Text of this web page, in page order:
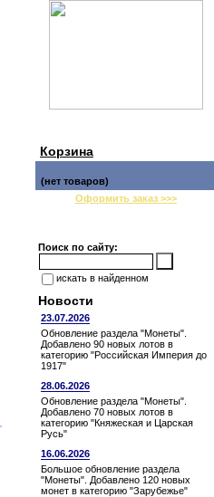
Корзина
(нет товаров)
Оформить заказ >>>
Поиск по сайту:
искать в найденном
Новости
23.07.2026
Обновление раздела "Монеты".
Добавлено 90 новых лотов в
категорию "Российская Империя до
1917"
28.06.2026
Обновление раздела "Монеты".
Добавлено 70 новых лотов в
категорию "Княжеская и Царская
Русь"
16.06.2026
Большое обновление раздела
"Монеты". Добавлено 120 новых
монет в категорию "Зарубежье"